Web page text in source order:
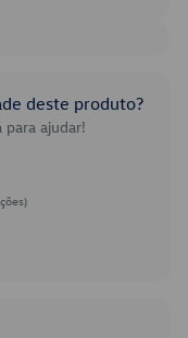
deste produto?
para ajudar!